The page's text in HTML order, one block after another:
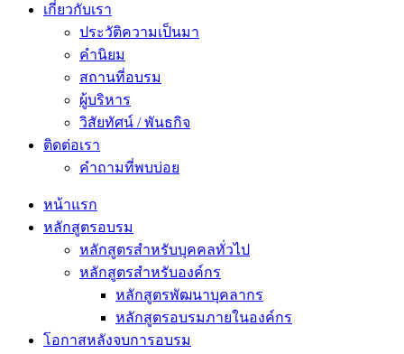
เกี่ยวกับเรา
ประวัติความเป็นมา
คำนิยม
สถานที่อบรม
ผู้บริหาร
วิสัยทัศน์ / พันธกิจ
ติดต่อเรา
คำถามที่พบบ่อย
หน้าแรก
หลักสูตรอบรม
หลักสูตรสำหรับบุคคลทั่วไป
หลักสูตรสำหรับองค์กร
หลักสูตรพัฒนาบุคลากร
หลักสูตรอบรมภายในองค์กร
โอกาสหลังจบการอบรม